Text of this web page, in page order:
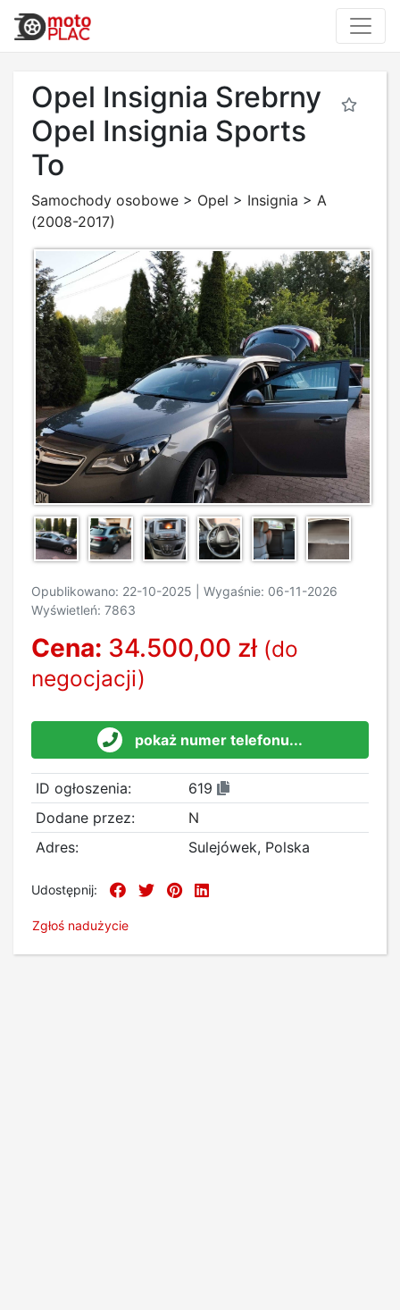
Opel Insignia Srebrny
Opel Insignia Sports
To
Samochody osobowe > Opel > Insignia > A
(2008-2017)
Opublikowano: 22-10-2025 | Wygaśnie: 06-11-2026
Wyświetleń: 7863
Cena: 34.500,00 zł (do
negocjacji)
pokaż numer telefonu...
ID ogłoszenia:
619
Dodane przez:
N
Adres:
Sulejówek, Polska
Udostępnij:
Zgłoś nadużycie